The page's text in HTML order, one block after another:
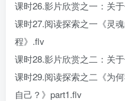
课时26.影片欣赏之一：关
课时27.阅读探索之一《灵
程》.flv
课时28.影片欣赏之二：关
课时29.阅读探索之二《为
自己？》part1.flv